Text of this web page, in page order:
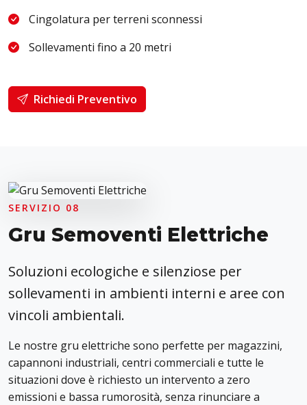
Cingolatura per terreni sconnessi
Sollevamenti fino a 20 metri
Richiedi Preventivo
SERVIZIO 08
Gru Semoventi Elettriche
Soluzioni ecologiche e silenziose per
sollevamenti in ambienti interni e aree con
vincoli ambientali.
Le nostre gru elettriche sono perfette per magazzini,
capannoni industriali, centri commerciali e tutte le
situazioni dove è richiesto un intervento a zero
emissioni e bassa rumorosità, senza rinunciare a